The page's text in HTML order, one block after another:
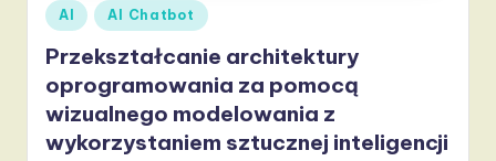
Posted
in
AI AI Chatbot
Przekształcanie architektury
oprogramowania za pomocą
wizualnego modelowania z
wykorzystaniem sztucznej inteligencji